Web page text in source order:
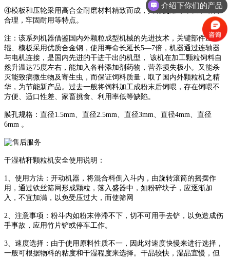
④模板和压轮采用高合金耐磨材料精致而成，具有使用寿命长，结构
合理，牢固耐用等特点。
注：该系列机器借鉴国内外颗粒成型机械的先进技术，关键部件压
辊、模板采用优质合金钢，使用寿命长延长5—7倍，机器通过连轴器
与电机连接，是国内先进的干进干出的机型， 该机在加工颗粒饲料自
然升温达75度左右，能加入各种添加剂药物，营养损失极小。又能杀
灭能致病微生物及寄生虫，而保证饲料质量，取了国内外颗粒机之精
华，为节能新产品。过去一般将饲料加工成粉末后饲喂，存在饲喂不
方便、适口性差、家畜挑食、利用率低等缺陷。
膜孔规格：直径1.5mm、直径2.5mm、直径3mm、直径4mm、直径
6mm 。
干湿秸秆颗粒机安全使用说明：
1、使用方法：开动机器，将混合料倒入斗内，由旋转滚筒的摇摆作
用，通过铁丝筛网形成颗粒，落入盛器中，如粉碎块子，应逐渐加
入，不宜加满，以免受压过大，而使筛网
2、注意事项：粉斗内如粉末停滞不下，切不可用手去铲，以免造成伤
手事故，应用竹片铲或停车工作。
3、速度选择：由于使用原料性质不一，因此对速度快慢来进行选择，
一般可根据物料的粘度和干湿程度来选择。干品较快，湿品宜慢，但
介绍下你们的产品